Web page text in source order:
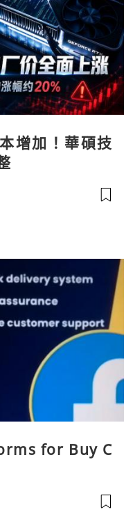
增加！華碩技
for Buy C